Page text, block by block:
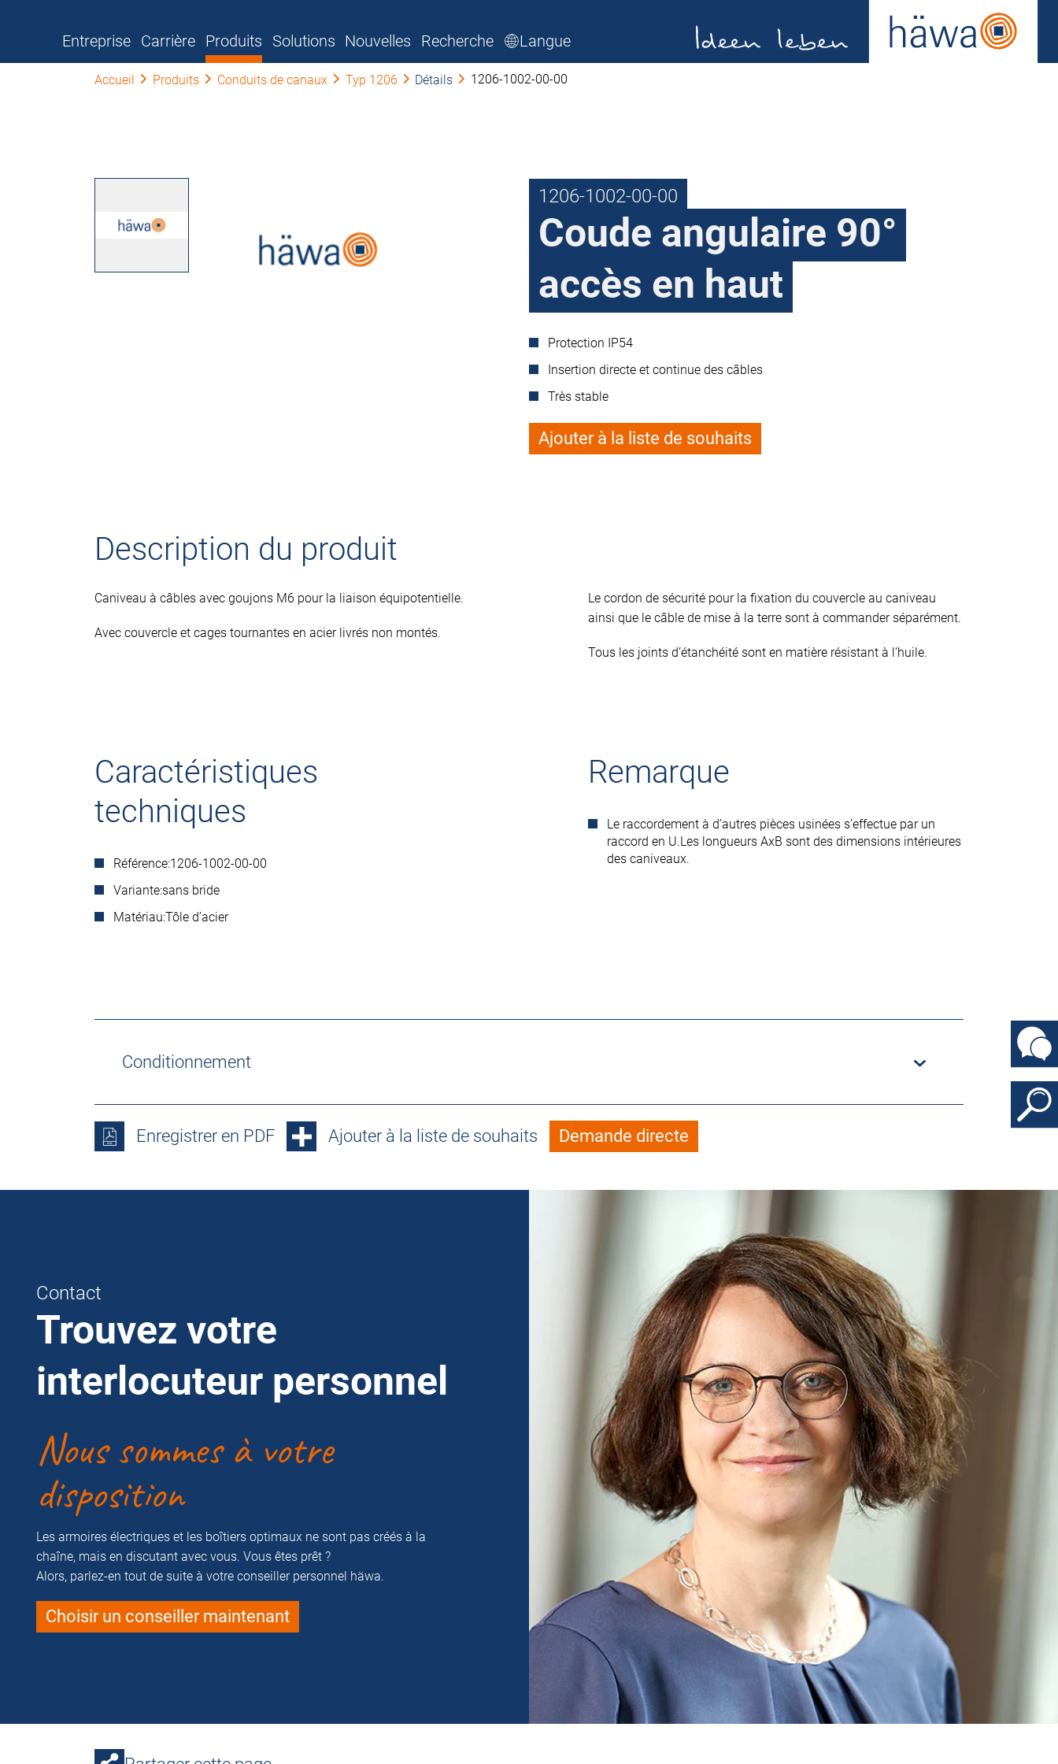
Entreprise Carrière Produits Solutions Nouvelles Recherche Langue
Accueil Produits Conduits de canaux Typ 1206 Détails 1206-1002-00-00
1206-1002-00-00
Coude angulaire 90°
accès en haut
Protection IP54
Insertion directe et continue des câbles
Très stable
Ajouter à la liste de souhaits
Description du produit
Caniveau à câbles avec goujons M6 pour la liaison équipotentielle.
Avec couvercle et cages tournantes en acier livrés non montés.
Le cordon de sécurité pour la fixation du couvercle au caniveau
ainsi que le câble de mise à la terre sont à commander séparément.
Tous les joints d’étanchéité sont en matière résistant à l‘huile.
Caractéristiques
techniques
Référence:1206-1002-00-00
Variante:sans bride
Matériau:Tôle d’acier
Remarque
Le raccordement à d’autres pièces usinées s’effectue par un
raccord en U.Les longueurs AxB sont des dimensions intérieures
des caniveaux.
Conditionnement
Enregistrer en PDF Ajouter à la liste de souhaits Demande directe
Contact
Trouvez votre
interlocuteur personnel
Nous sommes à votre
disposition
Les armoires électriques et les boîtiers optimaux ne sont pas créés à la
chaîne, mais en discutant avec vous. Vous êtes prêt ?
Alors, parlez-en tout de suite à votre conseiller personnel häwa.
Choisir un conseiller maintenant